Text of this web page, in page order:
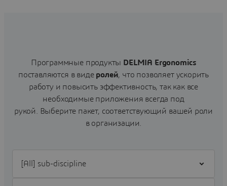
Программные продукты DELMIA Ergonomics
поставляются в виде ролей, что позволяет ускорить
работу и повысить эффективность, так как все
необходимые приложения всегда под
рукой. Выберите пакет, соответствующий вашей роли
в организации.